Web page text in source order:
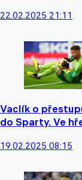
22.02.2025 21:11
Vaclík o
do Sparty. Ve
19.02.2025 08:15